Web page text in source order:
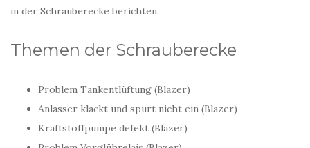
in der Schrauberecke berichten.
Themen der Schrauberecke
Problem Tankentlüftung (Blazer)
Anlasser klackt und spurt nicht ein (Blazer)
Kraftstoffpumpe defekt (Blazer)